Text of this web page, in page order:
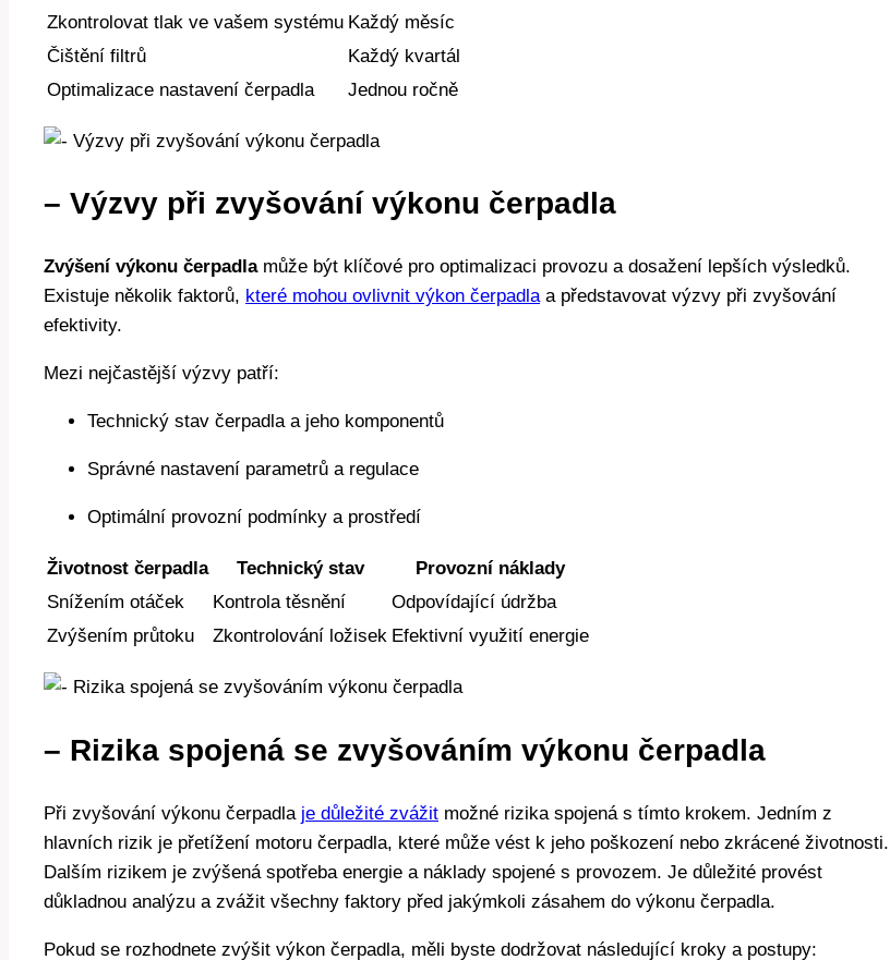
Zkontrolovat tlak ve vašem systému Každý měsíc
Čištění filtrů
Každý kvartál
Optimalizace nastavení čerpadla
Jednou ročně
– Výzvy při zvyšování výkonu čerpadla
Zvýšení výkonu čerpadlamůže být klíčové pro optimalizaci provozu a dosažení lepších výsledků.
Existuje několik faktorů, které mohou ovlivnit výkon čerpadlaa představovat výzvy při zvyšování
efektivity.
Mezi nejčastější výzvy patří:
Technický stav čerpadla a jeho komponentů
Správné nastavení parametrů a regulace
Optimální provozní podmínky a prostředí
Životnost čerpadla Technický stav
Provozní náklady
Snížením otáček
Kontrola těsnění
Odpovídající údržba
Zvýšením průtoku
Zkontrolování ložisek Efektivní využití energie
– Rizika spojená se zvyšováním výkonu čerpadla
Při zvyšování výkonu čerpadla je důležité zvážit možné rizika spojená s tímto krokem. Jedním z
hlavních rizik je přetížení motoru čerpadla, které může vést k jeho poškození nebo zkrácené životnosti.
Dalším rizikem je zvýšená spotřeba energie a náklady spojené s provozem. Je důležité provést
důkladnou analýzu a zvážit všechny faktory před jakýmkoli zásahem do výkonu čerpadla.
Pokud se rozhodnete zvýšit výkon čerpadla, měli byste dodržovat následující kroky a postupy: